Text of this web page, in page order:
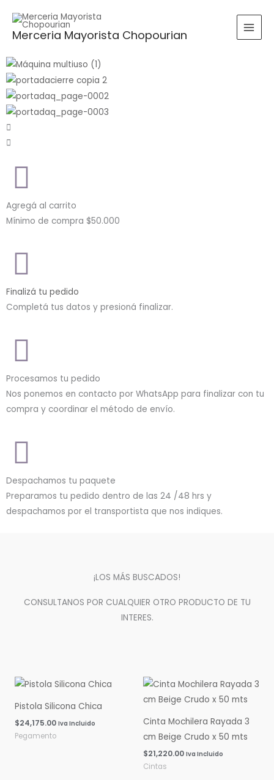
contenido
Merceria Mayorista Chopourian
Buscar
por:
BUSCAR
Agregá al carrito
Mínimo de compra $50.000
Finalizá tu pedido
Completá tus datos y presioná finalizar.
Procesamos tu pedido
Nos ponemos en contacto por WhatsApp para finalizar con tu
compra y coordinar el método de envío.
Despachamos tu paquete
Preparamos tu pedido dentro de las 24 /48 hrs y
despachamos por el transportista que nos indiques.
¡LOS MÁS BUSCADOS!
CONSULTANOS POR CUALQUIER OTRO PRODUCTO DE TU
INTERES.
Pistola Silicona Chica
$24,175.00 Iva Incluido
Pegamento
Cinta Mochilera Rayada 3
cm Beige Crudo x 50 mts
$21,220.00 Iva Incluido
Cintas